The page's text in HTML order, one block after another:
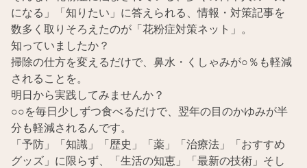
になる」「知りたい」に答えられる、情報・対策記事を
数多く取りそろえたのが「花粉症対策ネット」。
知っていましたか？
掃除の仕方を変えるだけで、鼻水・くしゃみが○％も軽減
されることを。
明日から実践してみませんか？
○○を毎日少しずつ食べるだけで、翌年の目のかゆみが半
分も軽減されるんです。
「予防」「知識」「歴史」「薬」「治療法」「おすすめ
グッズ」に限らず、「生活の知恵」「最新の技術」そし